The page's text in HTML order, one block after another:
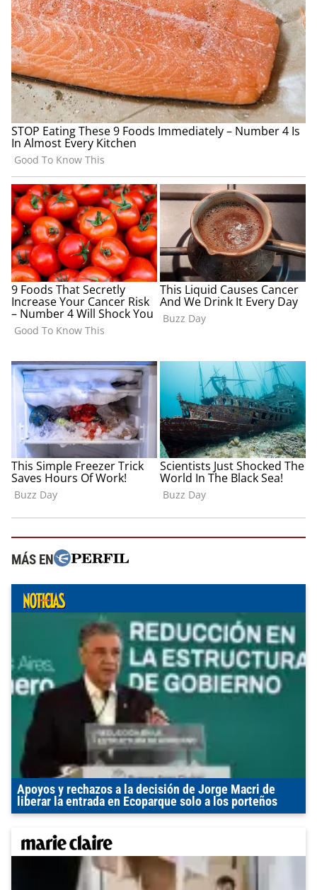
MÁS EN
Apoyos y rechazos a la decisión de Jorge Macri de
liberar la entrada en Ecoparque solo a los porteños